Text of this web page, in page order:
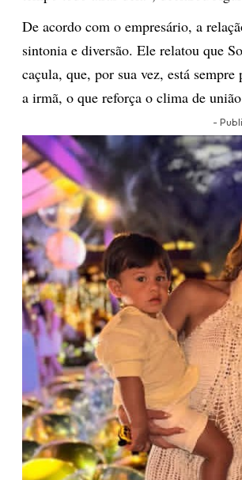
De acordo com o empresário, a
sintonia e diversão. Ele relatou que
caçula, que, por sua vez, está
a irmã, o que reforça o clima de
-